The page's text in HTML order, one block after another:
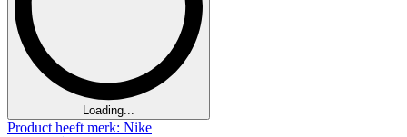
Loading...
Product heeft merk: Nike